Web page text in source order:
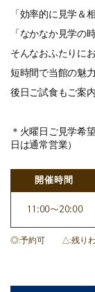
「効率的に見学＆
「なかなか見学の
そんなおふたりに
短時間で当館の魅
後日ご試食もご案
＊火曜日ご見学希
日は通常営業）
開催時間
11:00～20:00
◎予約可 △ 残り